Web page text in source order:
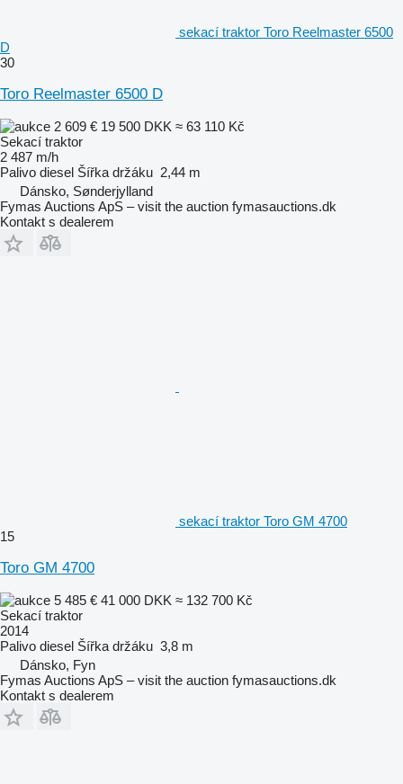
sekací traktor Toro Reelmaster 6500
D
30
Toro Reelmaster 6500 D
2 609 € 19 500 DKK ≈ 63 110 Kč
Sekací traktor
2 487 m/h
Palivo diesel Šířka držáku 2,44 m
Dánsko, Sønderjylland
Fymas Auctions ApS – visit the auction fymasauctions.dk
Kontakt s dealerem
sekací traktor Toro GM 4700
15
Toro GM 4700
5 485 € 41 000 DKK ≈ 132 700 Kč
Sekací traktor
2014
Palivo diesel Šířka držáku 3,8 m
Dánsko, Fyn
Fymas Auctions ApS – visit the auction fymasauctions.dk
Kontakt s dealerem